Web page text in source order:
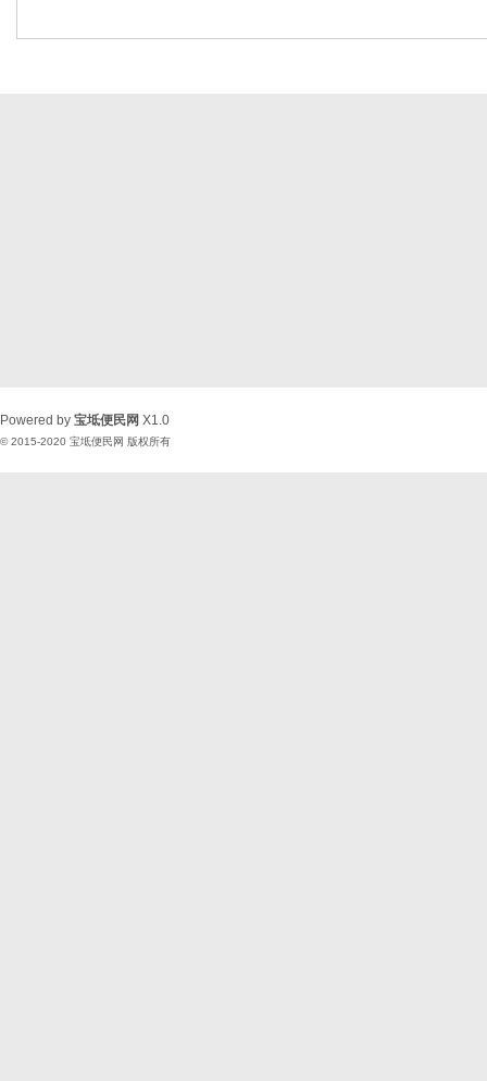
Powered by 宝坻便民网 X1.0
© 2015-2020 宝坻便民网 版权所有